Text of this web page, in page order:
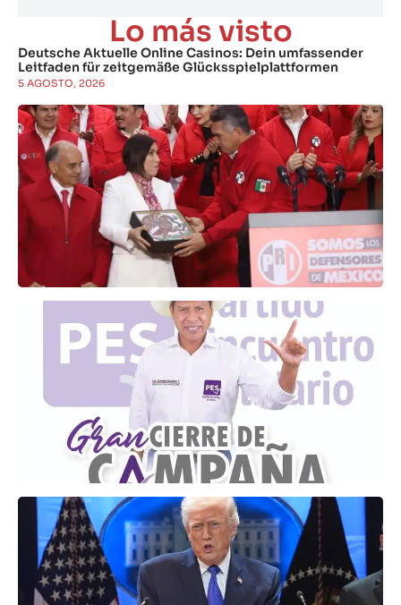
Lo más visto
Deutsche Aktuelle Online Casinos: Dein umfassender
Leitfaden für zeitgemäße Glücksspielplattformen
5 AGOSTO, 2026